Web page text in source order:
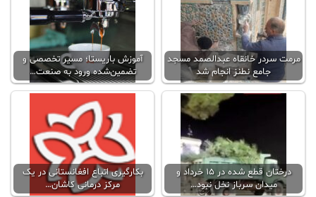
مرمت سردر خانقاه عبدالصمد مسجد
جامع نطنز انجام شد
آموزش باریستا؛ مسیر تخصصی و
تضمین‌شده ورود به صنعت…
درختان قطع شده در ۱۵ خرداد و
میدان سرباز نخل نبود…
بکارگیری اتباع افغانستانی در یک
مرکز درمانی‌ کاشان…